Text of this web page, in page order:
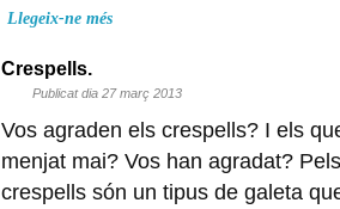
Llegeix-ne més
Crespells.
Publicat dia 27 març 2013
Vos agraden els crespells? I els
menjat mai? Vos han agradat?
crespells són un tipus de galeta